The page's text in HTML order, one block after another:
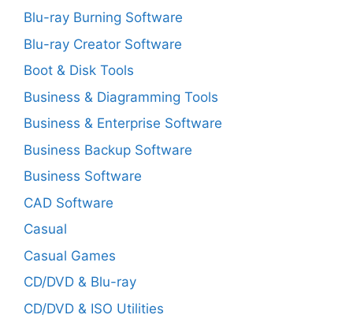
Blu-ray Burning Software
Blu-ray Creator Software
Boot & Disk Tools
Business & Diagramming Tools
Business & Enterprise Software
Business Backup Software
Business Software
CAD Software
Casual
Casual Games
CD/DVD & Blu-ray
CD/DVD & ISO Utilities